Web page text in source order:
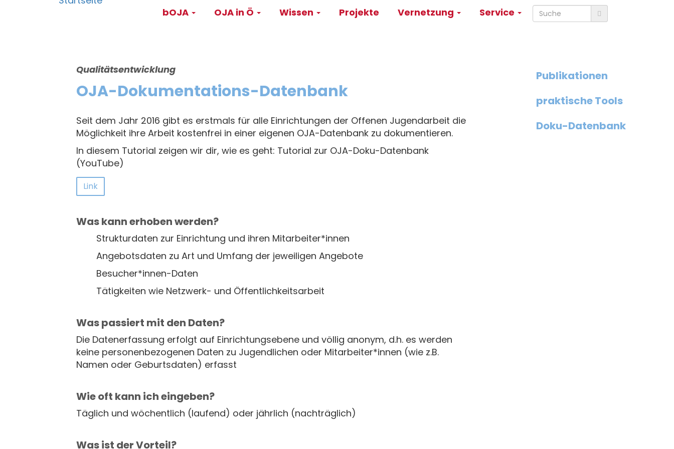
Main
bOJA OJA in Ö Wissen Projekte Vernetzung Service
Qualitätsentwicklung
OJA-Dokumentations-Datenbank
Seit dem Jahr 2016 gibt es erstmals für alle Einrichtungen der Offenen Jugendarbeit die
Möglichkeit ihre Arbeit kostenfrei in einer eigenen OJA-Datenbank zu dokumentieren.
In diesem Tutorial zeigen wir dir, wie es geht: Tutorial zur OJA-Doku-Datenbank
(YouTube)
Link
Was kann erhoben werden?
Strukturdaten zur Einrichtung und ihren Mitarbeiter*innen
Angebotsdaten zu Art und Umfang der jeweiligen Angebote
Besucher*innen-Daten
Tätigkeiten wie Netzwerk- und Öffentlichkeitsarbeit
Was passiert mit den Daten?
Die Datenerfassung erfolgt auf Einrichtungsebene und völlig anonym, d.h. es werden
keine personenbezogenen Daten zu Jugendlichen oder Mitarbeiter*innen (wie z.B.
Namen oder Geburtsdaten) erfasst
Wie oft kann ich eingeben?
Täglich und wöchentlich (laufend) oder jährlich (nachträglich)
Was ist der Vorteil?
Menü
Publikationen
praktische Tools
Doku-Datenbank